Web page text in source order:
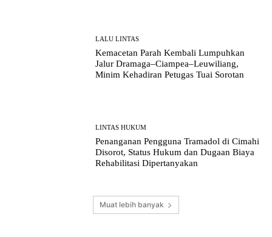
LALU LINTAS
Kemacetan Parah Kembali Lumpuhkan
Jalur Dramaga–Ciampea–Leuwiliang,
Minim Kehadiran Petugas Tuai Sorotan
LINTAS HUKUM
Penanganan Pengguna Tramadol di Cimahi
Disorot, Status Hukum dan Dugaan Biaya
Rehabilitasi Dipertanyakan
Muat lebih banyak